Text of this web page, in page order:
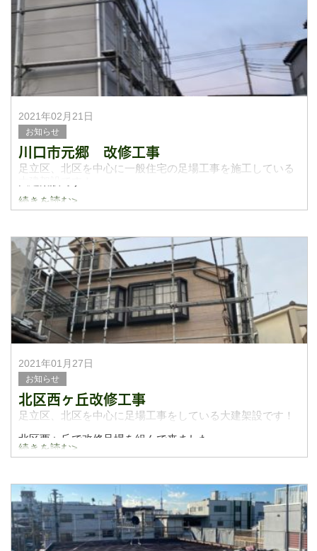
り上塗りだったりと
2021年02月21日
お知らせ
川口市元郷 改修工事
足立区、北区を中心に一般住宅の足場工事を施工している
川口市元郷にて改修足場を施工して参りました！
で請負いをさせてもらいました！塗装やシールの
続きを読む>
2021年01月27日
お知らせ
北区西ヶ丘改修工事
足立区、北区を中心に足場工事をしている大建架設です！
北区西ヶ丘で改修足場を組んで来ました。
今
続きを読む>